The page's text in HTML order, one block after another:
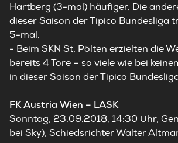
Hartberg (3-mal) häufiger. Die
dieser Saison der Tipico Bundesliga
5-mal.
- Beim SKN St. Pölten erzielten die
bereits 4 Tore – so viele wie bei
in dieser Saison der Tipico
FK Austria Wien – LASK
Sonntag, 23.09.2018, 14:30 Uhr,
bei Sky), Schiedsrichter Walter